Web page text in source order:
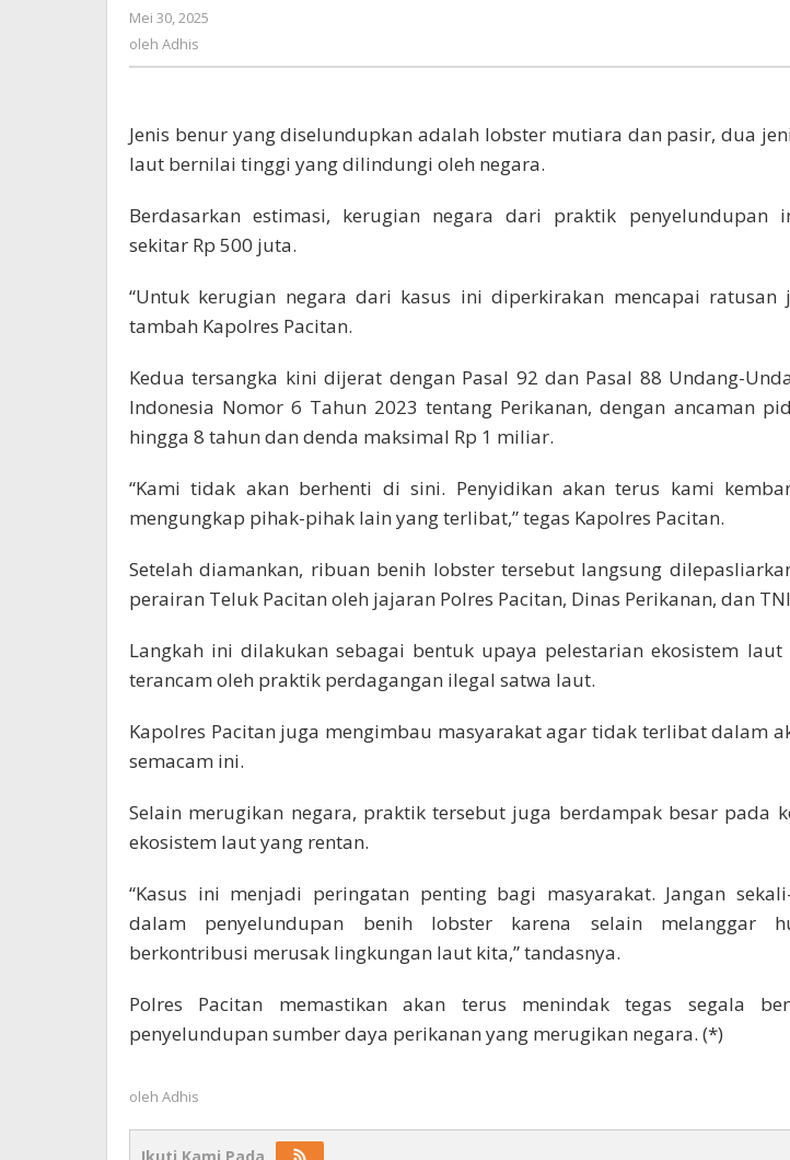
Mei 30, 2025
oleh Adhis
Jenis benur yang diselundupkan adalah lobster mutiara dan pasir, dua
laut bernilai tinggi yang dilindungi oleh negara.
Berdasarkan estimasi, kerugian negara dari praktik penyelundupan
sekitar Rp 500 juta.
“Untuk kerugian negara dari kasus ini diperkirakan mencapai ratusan
tambah Kapolres Pacitan.
Kedua tersangka kini dijerat dengan Pasal 92 dan Pasal 88 Undang-
Indonesia Nomor 6 Tahun 2023 tentang Perikanan, dengan ancaman
hingga 8 tahun dan denda maksimal Rp 1 miliar.
“Kami tidak akan berhenti di sini. Penyidikan akan terus kami
mengungkap pihak-pihak lain yang terlibat,” tegas Kapolres Pacitan.
Setelah diamankan, ribuan benih lobster tersebut langsung
perairan Teluk Pacitan oleh jajaran Polres Pacitan, Dinas Perikanan, dan
Langkah ini dilakukan sebagai bentuk upaya pelestarian ekosistem laut
terancam oleh praktik perdagangan ilegal satwa laut.
Kapolres Pacitan juga mengimbau masyarakat agar tidak terlibat dalam
semacam ini.
Selain merugikan negara, praktik tersebut juga berdampak besar pada
ekosistem laut yang rentan.
“Kasus ini menjadi peringatan penting bagi masyarakat. Jangan
dalam penyelundupan benih lobster karena selain melanggar
berkontribusi merusak lingkungan laut kita,” tandasnya.
Polres Pacitan memastikan akan terus menindak tegas segala
penyelundupan sumber daya perikanan yang merugikan negara. (*)
oleh Adhis
Ikuti Kami Pada